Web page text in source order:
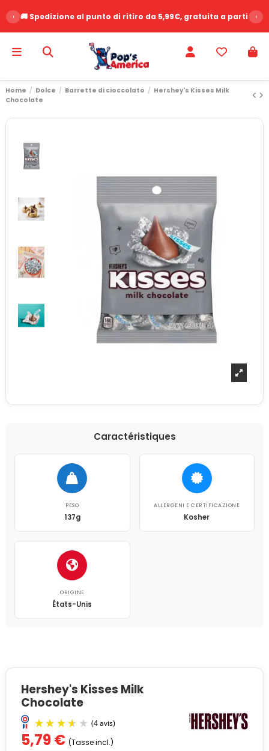
‹ 🚚 Spedizione al punto di ritiro da 5,99€, gratuita a partire›
Home Dolce Barrette di cioccolato
Hershey's Kisses Milk
Chocolate
Caractéristiques
PESO
137g
ALLERGENI E CERTIFICAZIONE
Kosher
ORIGINE
États-Unis
Hershey's Kisses Milk
Chocolate
5,79 € (Tasse incl.)